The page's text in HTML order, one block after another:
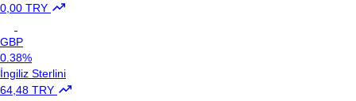
0,00 TRY
GBP
0.38%
İngiliz Sterlini
64,48 TRY